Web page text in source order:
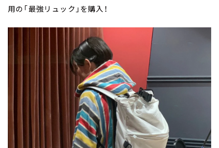
用の「最強リュック」を購入！